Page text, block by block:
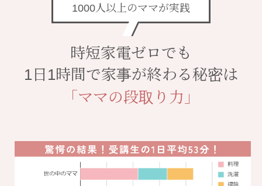
1000人以上のママが実践
時短家電ゼロでも
1日1時間で家事が終わる秘密は
「ママの段取り力」